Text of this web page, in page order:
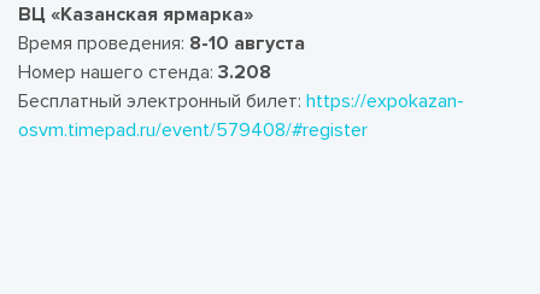
ВЦ «Казанская ярмарка»
Время проведения: 8-10 августа
Номер нашего стенда: 3.208
Бесплатный электронный билет: https://expokazan-
osvm.timepad.ru/event/579408/#register